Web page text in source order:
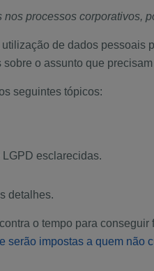
processos corporativos,
de dados pessoais
o assunto que
seguintes tópicos:
esclarecidas.
detalhes.
o tempo para
serão impostas a quem não